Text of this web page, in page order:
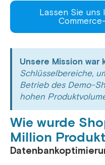
Lassen Sie uns
Unsere Mission war
Schlüsselbereiche,
Betrieb des Demo-
hohen
Wie wurde
Million